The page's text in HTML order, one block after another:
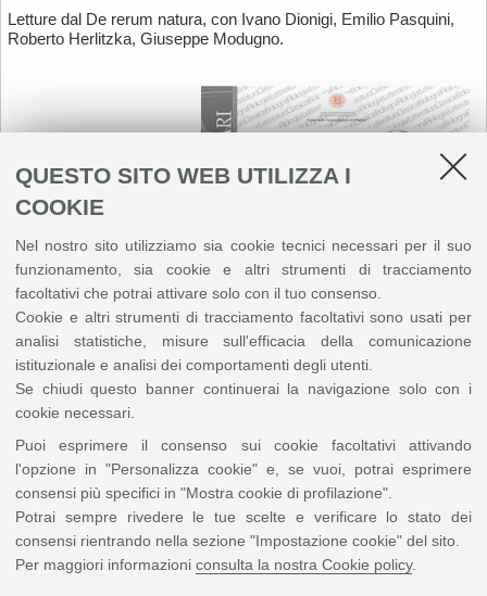
QUESTO SITO WEB UTILIZZA I
COOKIE
Nel nostro sito utilizziamo sia cookie tecnici necessari per il suo
funzionamento, sia cookie e altri strumenti di tracciamento
facoltativi che potrai attivare solo con il tuo consenso.
Cookie e altri strumenti di tracciamento facoltativi sono usati per
analisi statistiche, misure sull'efficacia della comunicazione
istituzionale e analisi dei comportamenti degli utenti.
Se chiudi questo banner continuerai la navigazione solo con i
cookie necessari.
Puoi esprimere il consenso sui cookie facoltativi attivando
l'opzione in "Personalizza cookie" e, se vuoi, potrai esprimere
consensi più specifici in "Mostra cookie di profilazione".
Potrai sempre rivedere le tue scelte e verificare lo stato dei
consensi rientrando nella sezione "Impostazione cookie" del sito.
Per maggiori informazioni consulta la nostra Cookie policy.
Letture dal De rerum natura, con Ivano Dionigi, Emilio Pasquini,
Roberto Herlitzka, Giuseppe Modugno.
22 novembre 2017, ore 20.45
Aula Absidale di Santa Lucia, Via de' Chiari 25
La serata vedràRoberto Herlitzka nella duplice veste di lettore e di
traduttore-poeta, leggendo Lucrezio nella sua traduzione in terzine
dantesche.
AIvano Dionigi, latinista e lucrezianista, e aEmilio Pasquini,